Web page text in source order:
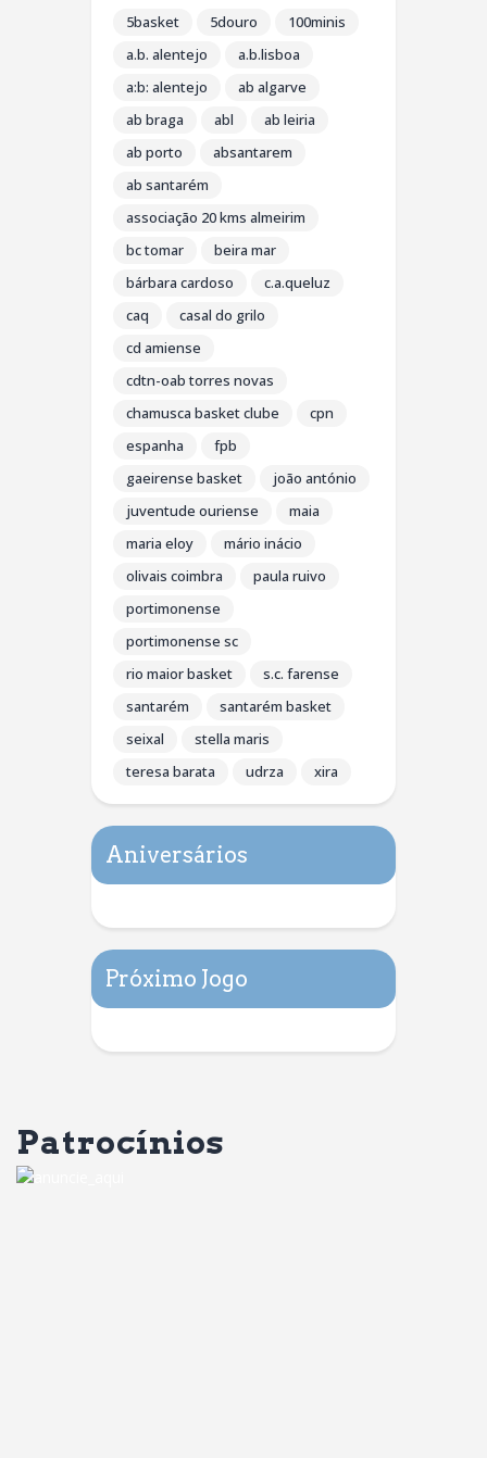
5basket 5douro
100minis
a.b. alentejo
a.b.lisboa
a:b: alentejo
ab algarve
ab braga
abl
ab leiria
ab porto
absantarem
ab santarém
associação 20 kms almeirim
bc tomar
beira mar
bárbara cardoso
c.a.queluz
caq
casal do grilo
cd amiense
cdtn-oab torres novas
chamusca basket clube
cpn
espanha
fpb
gaeirense basket
joão antónio
juventude ouriense
maia
maria eloy
mário inácio
olivais coimbra
paula ruivo
portimonense
portimonense sc
rio maior basket
s.c. farense
santarém
santarém basket
seixal
stella maris
teresa barata
udrza xira
Aniversários
Próximo Jogo
Patrocínios